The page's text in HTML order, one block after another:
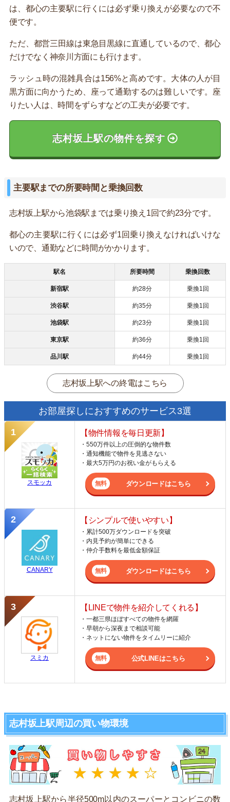
は、都心の主要駅に行くには必ず乗り換えが必要なので不
便です。
ただ、都営三田線は東急目黒線に直通しているので、都心
だけでなく神奈川方面にも行けます。
ラッシュ時の混雑具合は156%と高めです。大体の人が目
黒方面に向かうため、座って通勤するのは難しいです。座
りたい人は、時間をずらすなどの工夫が必要です。
志村坂上駅の物件を探す
主要駅までの所要時間と乗換回数
志村坂上駅から池袋駅までは乗り換え1回で約23分です。
都心の主要駅に行くには必ず1回乗り換えなければいけな
いので、通勤などに時間がかかります。
駅名 所要時間 乗換回数
新宿駅 約28分 乗換1回
渋谷駅 約35分 乗換1回
池袋駅 約23分 乗換1回
東京駅 約36分 乗換1回
品川駅 約44分 乗換1回
志村坂上駅への終電はこちら
お部屋探しにおすすめのサービス3選
スモッカ
【物件情報を毎日更新】
・550万件以上の圧倒的な物件数
・通知機能で物件を見逃さない
・最大5万円のお祝い金がもらえる
ダウンロードはこちら
CANARY
【シンプルで使いやすい】
・累計500万ダウンロードを突破
・内見予約が簡単にできる
・仲介手数料を最低金額保証
ダウンロードはこちら
スミカ
【LINEで物件を紹介してくれる】
・一都三県ほぼすべての物件を網羅
・早朝から深夜まで相談可能
・ネットにない物件をタイムリーに紹介
公式LINEはこちら
志村坂上駅周辺の買い物環境
志村坂上駅から半径500m以内のスーパーとコンビニの数